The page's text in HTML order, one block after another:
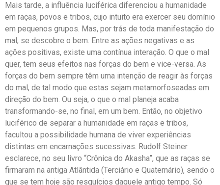
Mais tarde, a influência luciférica diferenciou a humanidade
em raças, povos e tribos, cujo intuito era exercer seu domínio
em pequenos grupos. Mas, por trás de toda manifestação do
mal, se descobre o bem. Entre as ações negativas e as
ações positivas, existe uma contínua interação. O que o mal
quer, tem seus efeitos nas forças do bem e vice-versa. As
forças do bem sempre têm uma intenção de reagir às forças
do mal, de tal modo que estas sejam metamorfoseadas em
direção do bem. Ou seja, o que o mal planeja acaba
transformando-se, no final, em um bem. Então, no objetivo
luciférico de separar a humanidade em raças e tribos,
facultou a possibilidade humana de viver experiências
distintas em encarnações sucessivas. Rudolf Steiner
esclarece, no seu livro “Crônica do Akasha”, que as raças se
firmaram na antiga Atlântida (Terciário e Quaternário), sendo o
que se tem hoje são resquícios daquele antigo tempo. Só